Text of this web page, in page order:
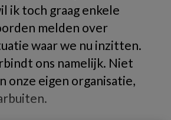
ik toch graag enkele
melden over
waar we nu inzitten.
ons namelijk. Niet
onze eigen organisatie,